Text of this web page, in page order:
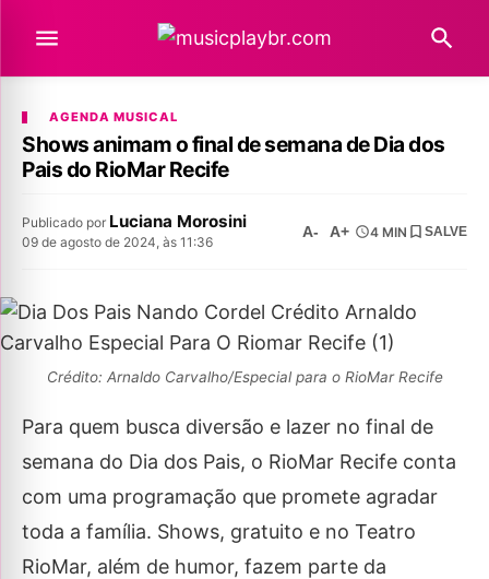
AGENDA MUSICAL
Shows animam o final de semana de Dia dos
Pais do RioMar Recife
Publicado por Luciana Morosini
09 de agosto de 2024, às 11:36
A- A+ 4 MIN SALVE
Crédito: Arnaldo Carvalho/Especial para o RioMar Recife
Para quem busca diversão e lazer no final de
semana do Dia dos Pais, o RioMar Recife conta
com uma programação que promete agradar
toda a família. Shows, gratuito e no Teatro
RioMar, além de humor, fazem parte da